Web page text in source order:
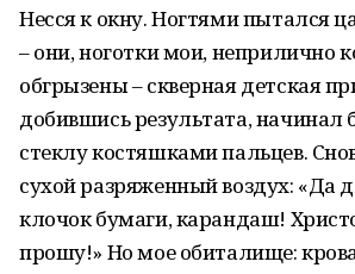
Несся к окну. Ногтями пытался
– они, ноготки мои, неприлично
обгрызены – скверная детская
добившись результата, начинал
стеклу костяшками пальцев.
сухой разряженный воздух: «Да
клочок бумаги, карандаш!
прошу!» Но мое обиталище: